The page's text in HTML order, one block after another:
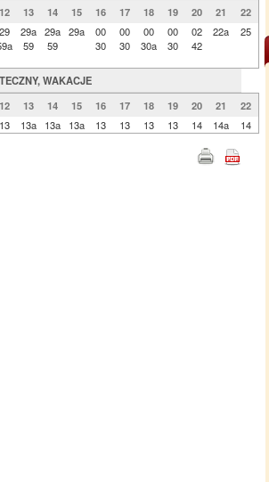
12 13 14 15 16 17 18 19 20 21
22
29
29a
59
29a
59
29a
00
30
00
30
00
30a
00
30
02
42
22a 25
WAKACJE
12 13 14 15 16 17 18 19 20 21
22
13 13a 13a 13a 13 13 13 13 14 14a 14